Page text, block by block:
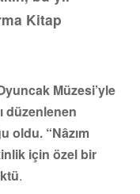
Kitap
Müzesi’yle
düzenlenen
oldu. “Nâzım
için özel bir
.